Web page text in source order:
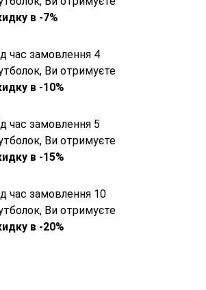
в -7%
час замовлення 4
Ви отримуєте
в -10%
час замовлення 5
Ви отримуєте
в -15%
час замовлення 10
Ви отримуєте
в -20%